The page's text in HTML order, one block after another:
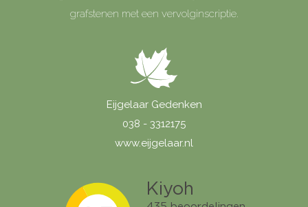
grafstenen met een vervolginscriptie.
Eijgelaar Gedenken
038 - 3312175
www.eijgelaar.nl